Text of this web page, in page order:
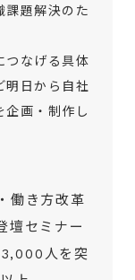
課題解決のた
つなげる具体
明日から自社
企画・制作し
働き方改革
壇セミナー
人を突